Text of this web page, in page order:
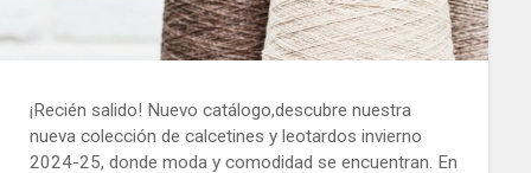
¡Recién salido! Nuevo catálogo,descubre nuestra
nueva colección de calcetines y leotardos invierno
2024-25, donde moda y comodidad se encuentran. En